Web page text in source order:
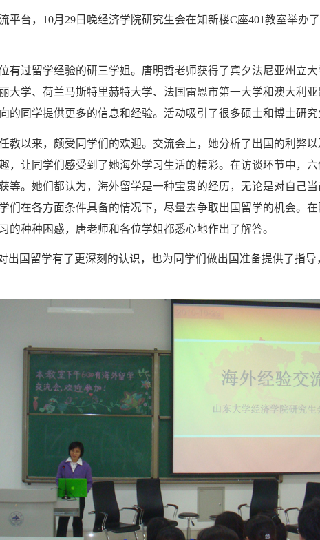
平台，10月29日晚经济学院研究生会在知新楼C座401教室举办
有过留学经验的研三学姐。唐明哲老师获得了宾夕法尼亚州立
大学、荷兰马斯特里赫特大学、法国雷恩市第一大学和澳大利
的同学提供更多的信息和经验。活动吸引了很多硕士和博士研究
教以来，颇受同学们的欢迎。交流会上，她分析了出国的利弊
，让同学们感受到了她海外学习生活的精彩。在访谈环节中，
等。她们都认为，海外留学是一种宝贵的经历，无论是对自己
们在各方面条件具备的情况下，尽量去争取出国留学的机会。
的种种困惑，唐老师和各位学姐都悉心地作出了解答。
出国留学有了更深刻的认识，也为同学们做出国准备提供了指